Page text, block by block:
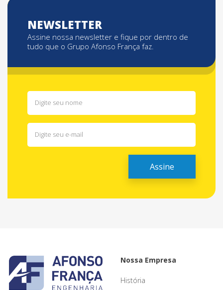
NEWSLETTER
Assine nossa newsletter e fique por dentro de
tudo que o Grupo Afonso França faz.
Nossa Empresa
História